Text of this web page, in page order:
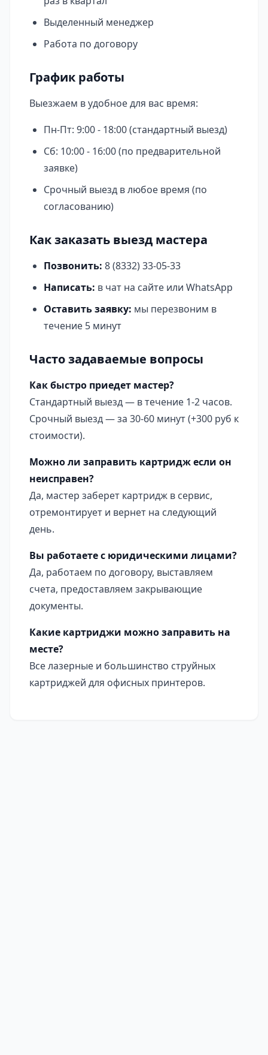
Выделенный менеджер
Работа по договору
График работы
Выезжаем в удобное для вас время:
Пн-Пт: 9:00 - 18:00 (стандартный выезд)
Сб: 10:00 - 16:00 (по предварительной
заявке)
Срочный выезд в любое время (по
согласованию)
Как заказать выезд мастера
Позвонить: 8 (8332) 33-05-33
Написать: в чат на сайте или WhatsApp
Оставить заявку: мы перезвоним в
течение 5 минут
Часто задаваемые вопросы
Как быстро приедет мастер?
Стандартный выезд — в течение 1-2 часов.
Срочный выезд — за 30-60 минут (+300 руб к
стоимости).
Можно ли заправить картридж если он
неисправен?
Да, мастер заберет картридж в сервис,
отремонтирует и вернет на следующий
день.
Вы работаете с юридическими лицами?
Да, работаем по договору, выставляем
счета, предоставляем закрывающие
документы.
Какие картриджи можно заправить на
месте?
Все лазерные и большинство струйных
картриджей для офисных принтеров.